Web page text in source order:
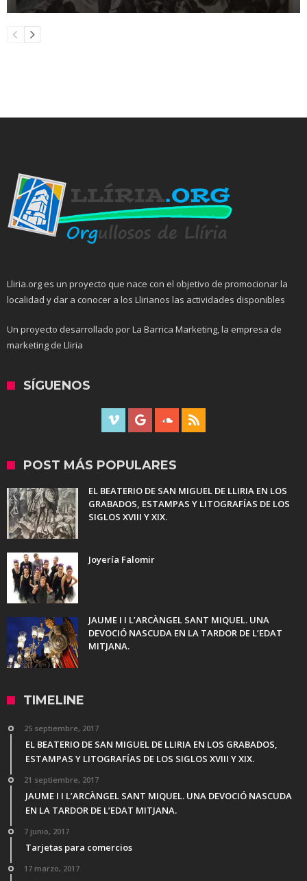
Lliria.org es un proyecto que nace con el objetivo de promocionar la
localidad y dar a conocer a los Llirianos las actividades disponibles
Un proyecto desarrollado por La Barrica Marketing, la empresa de
marketing de Lliria
SÍGUENOS
POST MÁS POPULARES
EL BEATERIO DE SAN MIGUEL DE LLIRIA EN LOS
GRABADOS, ESTAMPAS Y LITOGRAFÍAS DE LOS
SIGLOS XVIII Y XIX.
Joyería Falomir
JAUME I I L’ARCÀNGEL SANT MIQUEL. UNA
DEVOCIÓ NASCUDA EN LA TARDOR DE L’EDAT
MITJANA.
TIMELINE
25 septiembre, 2017
EL BEATERIO DE SAN MIGUEL DE LLIRIA EN LOS GRABADOS,
ESTAMPAS Y LITOGRAFÍAS DE LOS SIGLOS XVIII Y XIX.
21 septiembre, 2017
JAUME I I L’ARCÀNGEL SANT MIQUEL. UNA DEVOCIÓ NASCUDA
EN LA TARDOR DE L’EDAT MITJANA.
7 junio, 2017
Tarjetas para comercios
17 marzo, 2017